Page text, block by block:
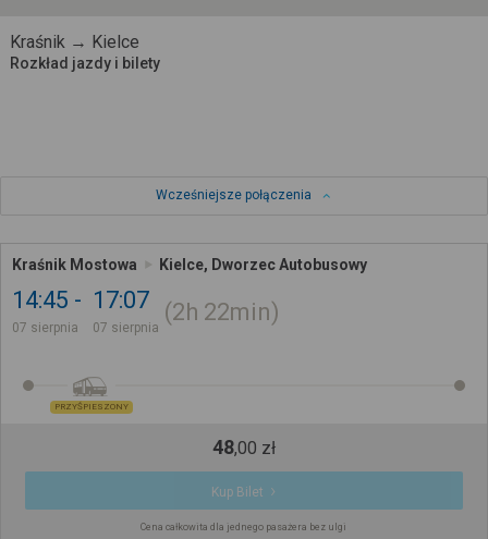
Kraśnik → Kielce
Rozkład jazdy i bilety
Wcześniejsze połączenia
Kraśnik Mostowa Kielce, Dworzec Autobusowy
14:45
07 sierpnia
17:07
07 sierpnia
2h 22min
PRZYŚPIESZONY
48,00 zł
Kup Bilet
Cena całkowita dla jednego pasażera bez ulgi